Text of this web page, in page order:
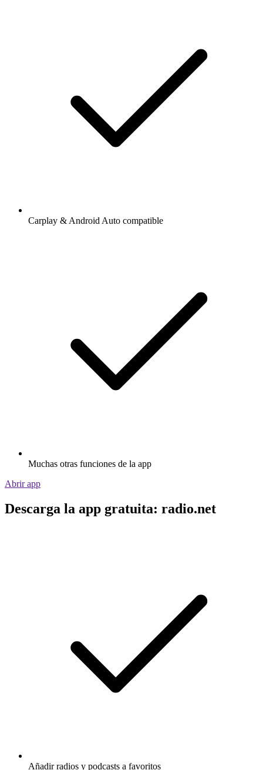
Carplay & Android Auto compatible
Muchas otras funciones de la app
Abrir app
Descarga la app gratuita: radio.net
Añadir radios y podcasts a favoritos